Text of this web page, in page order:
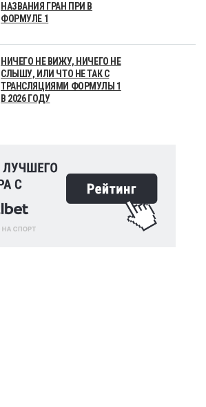
НАЗВАНИЯ ГРАН ПРИ В
ФОРМУЛЕ 1
НИЧЕГО НЕ ВИЖУ, НИЧЕГО НЕ
СЛЫШУ, ИЛИ ЧТО НЕ ТАК С
ТРАНСЛЯЦИЯМИ ФОРМУЛЫ 1
В 2026 ГОДУ